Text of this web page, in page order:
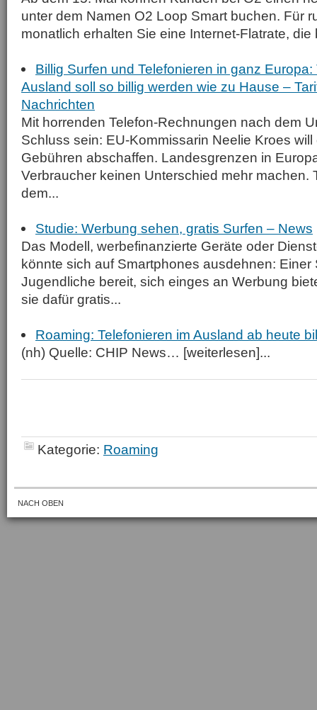
unter dem Namen O2 Loop Smart buchen. Für
monatlich erhalten Sie eine Internet-Flatrate, die
Billig Surfen und Telefonieren in ganz Europa:
Ausland soll so billig werden wie zu Hause –
Nachrichten
Mit horrenden Telefon-Rechnungen nach dem
Schluss sein: EU-Kommissarin Neelie Kroes
Gebühren abschaffen. Landesgrenzen in
Verbraucher keinen Unterschied mehr machen.
dem...
Studie: Werbung sehen, gratis Surfen – News
Das Modell, werbefinanzierte Geräte oder
könnte sich auf Smartphones ausdehnen: Einer
Jugendliche bereit, sich einges an Werbung
sie dafür gratis...
Roaming: Telefonieren im Ausland ab heute
(nh) Quelle: CHIP News… [weiterlesen]...
Kategorie: Roaming
NACH OBEN